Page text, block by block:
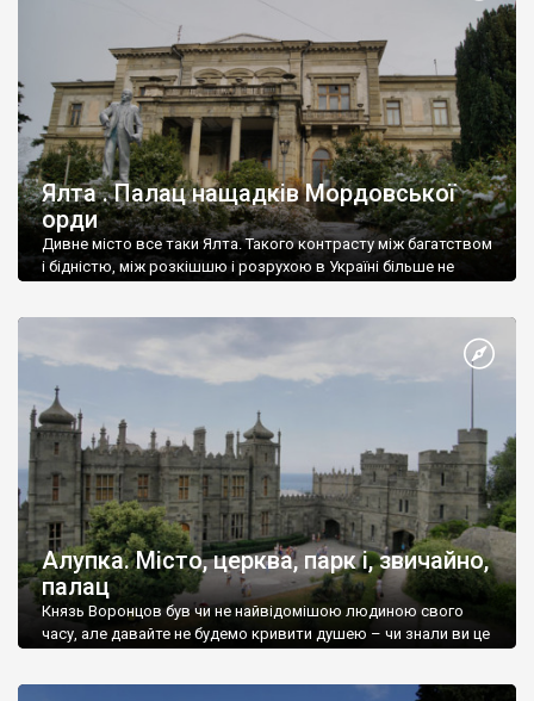
Ялта . Палац нащадків Мордовської
орди
Дивне місто все таки Ялта. Такого контрасту між багатством
і бідністю, між розкішшю і розрухою в Україні більше не
Алупка. Місто, церква, парк і, звичайно,
палац
Князь Воронцов був чи не найвідомішою людиною свого
часу, але давайте не будемо кривити душею – чи знали ви це